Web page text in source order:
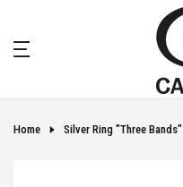
to
content
Home Silver Ring "three Bands"